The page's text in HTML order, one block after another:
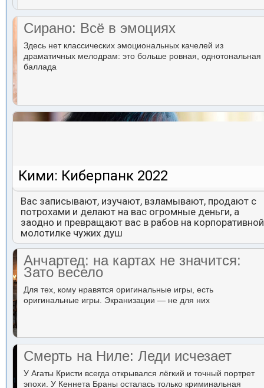
Сирано: Всё в эмоциях
Здесь нет классических эмоциональных качелей из
драматичных мелодрам: это больше ровная, однотональная
баллада
Кими: Киберпанк 2022
Вас записывают, изучают, взламывают, продают с
потрохами и делают на вас огромные деньги, а
заодно и превращают вас в рабов на корпоративной
молотилке чужих душ
Анчартед: на картах не значится:
Зато весело
Для тех, кому нравятся оригинальные игры, есть
оригинальные игры. Экранизации — не для них
Смерть на Ниле: Леди исчезает
У Агаты Кристи всегда открывался лёгкий и точный портрет
эпохи. У Кеннета Браны осталась только криминальная